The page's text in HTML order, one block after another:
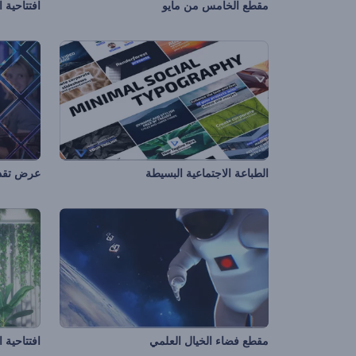
مقطع الخامس من مايو
الطباعة الاجتماعية البسيطة عرض
مقطع فضاء الخيال العلمي افتتاحية